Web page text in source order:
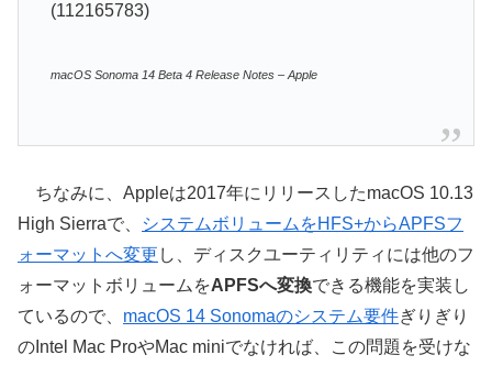
(112165783)
macOS Sonoma 14 Beta 4 Release Notes – Apple
ちなみに、Appleは2017年にリリースしたmacOS 10.13
High Sierraで、
システムボリュームをHFS+からAPFSフ
ォーマットへ変更 し、ディスクユーティリティには他のフ
ォーマットボリュームをAPFSへ変換できる機能を実装し
ているので、 macOS 14 Sonomaのシステム要件ぎりぎり
のIntel Mac ProやMac miniでなければ、この問題を受けな